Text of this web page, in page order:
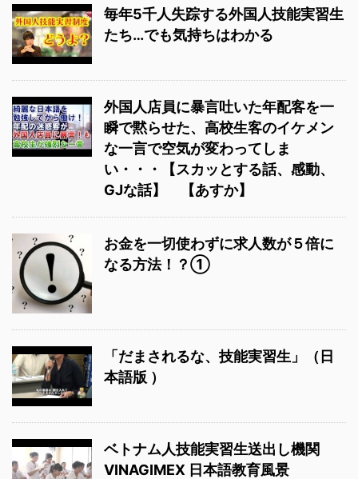
毎年5千人失踪する外国人技能実習生
たち…でも気持ちはわかる
外国人店員に暴言吐いた年配客を一
瞬で黙らせた、高校生客のイケメン
な一言で空気が変わってしま
い・・・【スカッとする話、感動、
GJな話】 【あすか】
お金を一切使わずに求人数が５倍に
なる方法！？①
「だまされるな、技能実習生」（日
本語版 ）
ベトナム人技能実習生送出し機関
VINAGIMEX 日本語教育風景